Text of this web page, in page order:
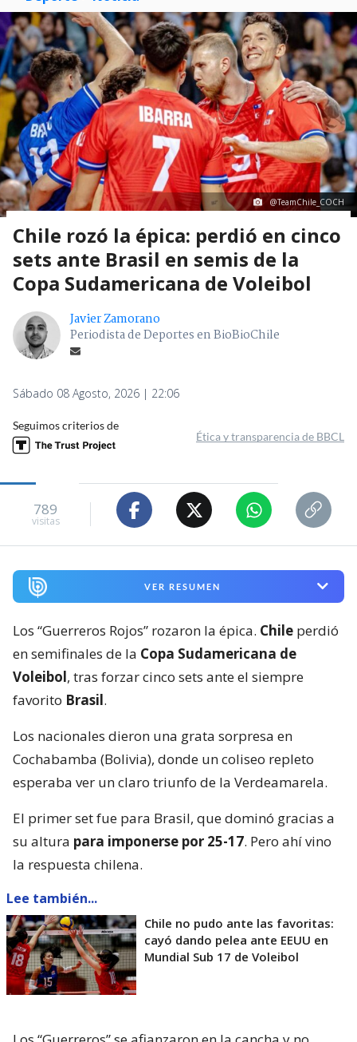
@TeamChile_COCH
Chile rozó la épica: perdió en cinco
sets ante Brasil en semis de la
Copa Sudamericana de Voleibol
Javier Zamorano
Periodista de Deportes en BioBioChile
Sábado 08 Agosto, 2026 | 22:06
Seguimos criterios de
Ética y transparencia de BBCL
789
visitas
VER RESUMEN
Los “Guerreros Rojos” rozaron la épica. Chile perdió
en semifinales de la Copa Sudamericana de
Voleibol, tras forzar cinco sets ante el siempre
favorito Brasil.
Los nacionales dieron una grata sorpresa en
Cochabamba (Bolivia), donde un coliseo repleto
esperaba ver un claro triunfo de la Verdeamarela.
El primer set fue para Brasil, que dominó gracias a
su altura para imponerse por 25-17. Pero ahí vino
la respuesta chilena.
Lee también...
Chile no pudo ante las favoritas:
cayó dando pelea ante EEUU en
Mundial Sub 17 de Voleibol